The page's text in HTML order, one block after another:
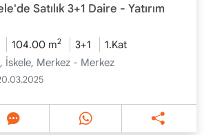
Satılık 3+1 Daire - Yatırım
104.00 m2 3+1
1.Kat
İskele, Merkez - Merkez